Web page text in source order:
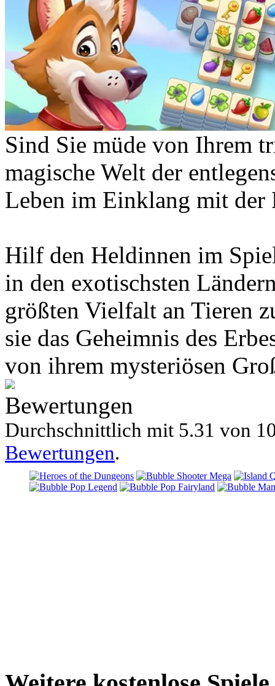
Sind Sie müde von Ihrem
magische Welt der
Leben im Einklang mit der
Hilf den Heldinnen im
in den exotischsten
größten Vielfalt an Tieren
sie das Geheimnis des
von ihrem mysteriösen
Bewertungen
Durchschnittlich mit 5.31 von
Bewertungen.